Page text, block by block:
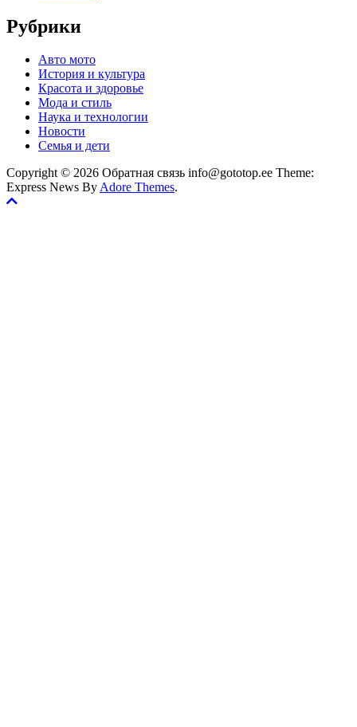
Рубрики
Авто мото
История и культура
Красота и здоровье
Мода и стиль
Наука и технологии
Новости
Семья и дети
Copyright © 2026 Обратная связь info@gototop.ee Theme:
Express News ByAdore Themes.